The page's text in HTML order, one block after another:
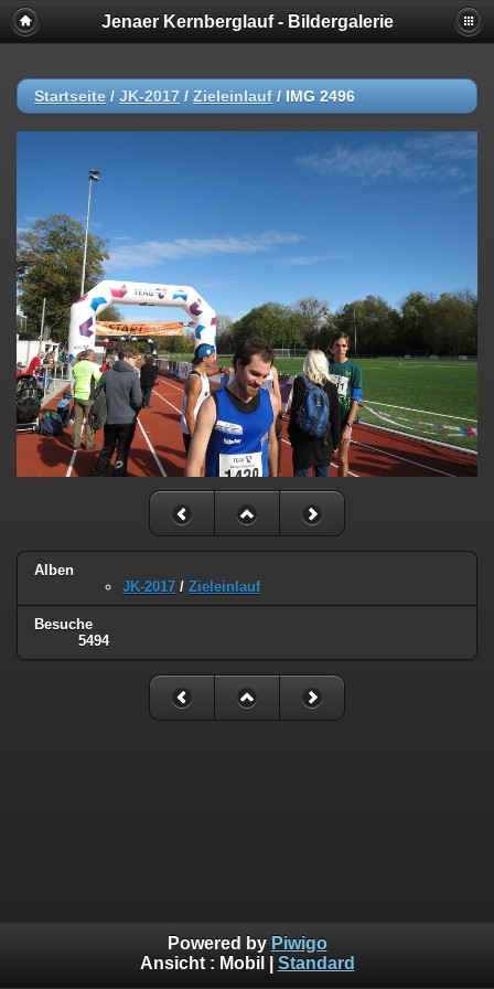
Jenaer Kernberglauf - Bildergalerie
Startseite / JK-2017 / Zieleinlauf / IMG 2496
Alben
JK-2017 / Zieleinlauf
Besuche
5494
Powered by Piwigo
Ansicht : Mobil Standard